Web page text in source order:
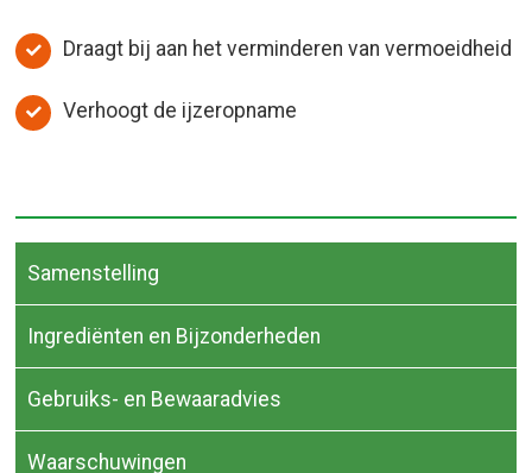
Draagt bij aan het verminderen van vermoeidheid
Verhoogt de ijzeropname
Samenstelling
Ingrediënten en Bijzonderheden
Gebruiks- en Bewaaradvies
Waarschuwingen